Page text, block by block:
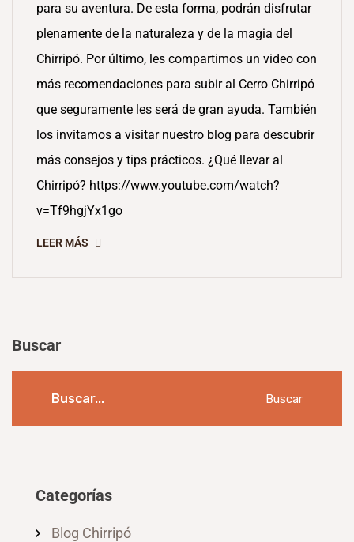
para su aventura. De esta forma, podrán disfrutar
plenamente de la naturaleza y de la magia del
Chirripó. Por último, les compartimos un video con
más recomendaciones para subir al Cerro Chirripó
que seguramente les será de gran ayuda. También
los invitamos a visitar nuestro blog para descubrir
más consejos y tips prácticos. ¿Qué llevar al
Chirripó? https://www.youtube.com/watch?
v=Tf9hgjYx1go
LEER MÁS
Buscar
Buscar
Categorías
Blog Chirripó